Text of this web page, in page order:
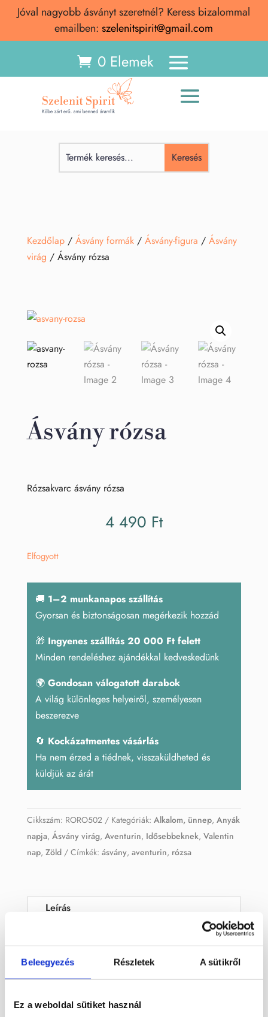
Beleegyezés Részletek A sütikről
Ez a weboldal sütiket használ
Jóval nagyobb ásványt szeretnél? Keress bizalommal
emailben: szelenitspirit@gmail.com
0 Elemek
Kezdőlap/ Ásvány formák/ Ásvány-figura / Ásvány
virág / Ásvány rózsa
Ásvány rózsa
Rózsakvarc ásvány rózsa
4 490 Ft
Elfogyott
🚚 1–2 munkanapos szállítás
Gyorsan és biztonságosan megérkezik hozzád
🎁 Ingyenes szállítás 20 000 Ft felett
Minden rendeléshez ajándékkal kedveskedünk
🌍 Gondosan válogatott darabok
A világ különleges helyeiről, személyesen
beszerezve
🔄 Kockázatmentes vásárlás
Ha nem érzed a tiédnek, visszaküldheted és
küldjük az árát
Cikkszám: RORO502 Kategóriák: Alkalom, ünnep, Anyák
napja, Ásvány virág, Aventurin, Idősebbeknek, Valentin
nap, Zöld Címkék: ásvány, aventurin, rózsa
Leírás
Hossza: 16,5 cm Rózsa mérete: 3,5 x
2,5 cm